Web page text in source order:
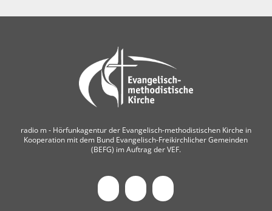
radio m ‐ Hörfunkagentur der Evangelisch-methodistischen Kirche in
Kooperation mit dem Bund Evangelisch-Freikirchlicher Gemeinden
(BEFG) im Auftrag der VEF.